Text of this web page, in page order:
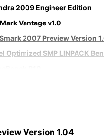
2009 Engineer Edition
Vantage v1.0
2007 Preview Version
Optimized SMP LINPACK
4.0 XP 4.5.2.255 英語版
Version 1.04